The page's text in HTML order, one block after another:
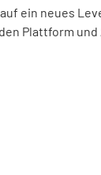
ein neues
Plattform